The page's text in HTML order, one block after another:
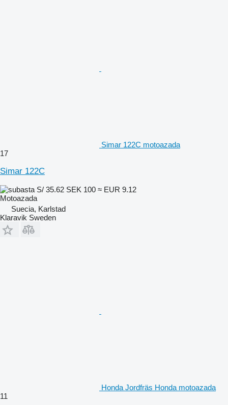
Simar 122C motoazada
17
Simar 122C
S/ 35.62 SEK 100 ≈ EUR 9.12
Motoazada
Suecia, Karlstad
Klaravik Sweden
Honda Jordfräs Honda motoazada
11